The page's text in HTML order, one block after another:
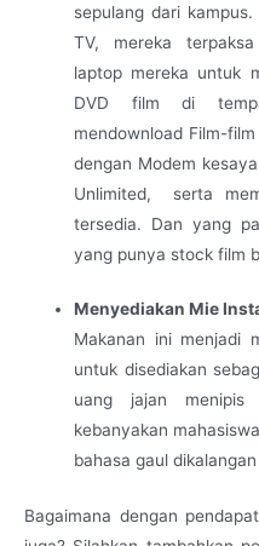
sepulang dari
TV, mereka
laptop mereka untuk
DVD film di
mendownload Film-
dengan Modem
Unlimited, serta
tersedia. Dan yang
yang punya stock film
Menyediakan Mie
Makanan ini menjadi
untuk disediakan
uang jajan menipis
kebanyakan
bahasa gaul
Bagaimana dengan